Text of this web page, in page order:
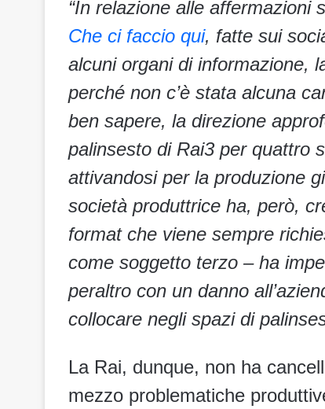
“In relazione alle affermazioni
Che ci faccio qui, fatte sui
alcuni organi di informazione,
perché non c’è stata alcuna
ben sapere, la direzione
palinsesto di Rai3 per quattro
attivandosi per la produzione
società produttrice ha, però,
format che viene sempre
come soggetto terzo – ha
peraltro con un danno
collocare negli spazi di
La Rai, dunque, non ha
mezzo problematiche